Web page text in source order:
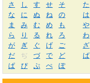
さ
し す せ そ た
な
に ぬ ね の は
ま
み む め も や
ら
り る れ ろ わ
が
ぎ ぐ げ ご ざ
だ
ぢ づ で ど ば
ぱ
ぴ ぷ ぺ ぽ